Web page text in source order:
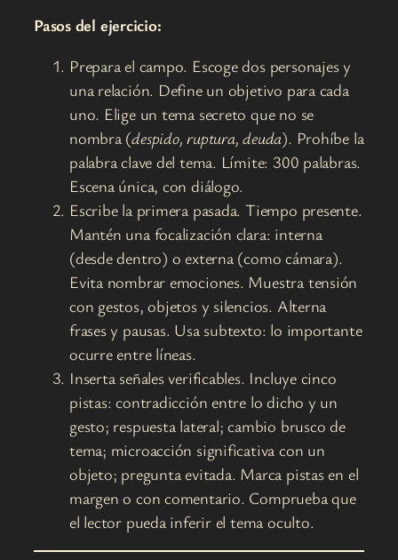
Pasos del ejercicio:
Prepara el campo. Escoge dos personajes y
una relación. Define un objetivo para cada
uno. Elige un tema secreto que no se
nombra (despido, ruptura, deuda). Prohíbe la
palabra clave del tema. Límite: 300 palabras.
Escena única, con diálogo.
Escribe la primera pasada. Tiempo presente.
Mantén una focalización clara: interna
(desde dentro) o externa (como cámara).
Evita nombrar emociones. Muestra tensión
con gestos, objetos y silencios. Alterna
frases y pausas. Usa subtexto: lo importante
ocurre entre líneas.
Inserta señales verificables. Incluye cinco
pistas: contradicción entre lo dicho y un
gesto; respuesta lateral; cambio brusco de
tema; microacción significativa con un
objeto; pregunta evitada. Marca pistas en el
margen o con comentario. Comprueba que
el lector pueda inferir el tema oculto.